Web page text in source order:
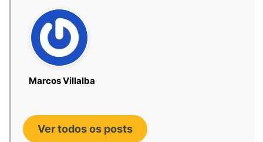
Marcos Villalba
Ver todos os posts